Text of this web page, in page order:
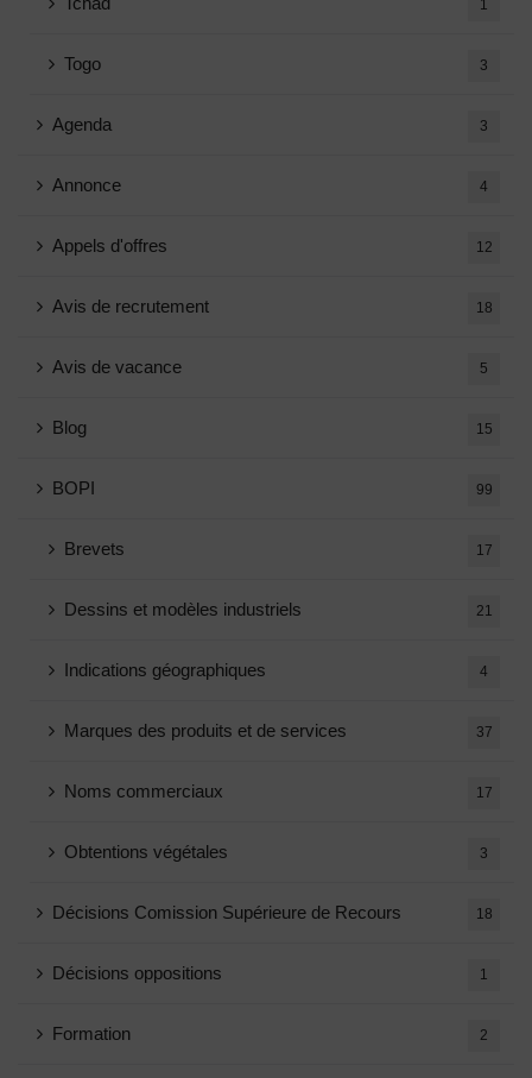
1
Togo 3
Agenda 3
Annonce 4
Appels d'offres 12
Avis de recrutement 18
Avis de vacance 5
Blog 15
BOPI 99
Brevets 17
Dessins et modèles industriels 21
Indications géographiques 4
Marques des produits et de services 37
Noms commerciaux 17
Obtentions végétales 3
Décisions Comission Supérieure de Recours 18
Décisions oppositions 1
Formation 2